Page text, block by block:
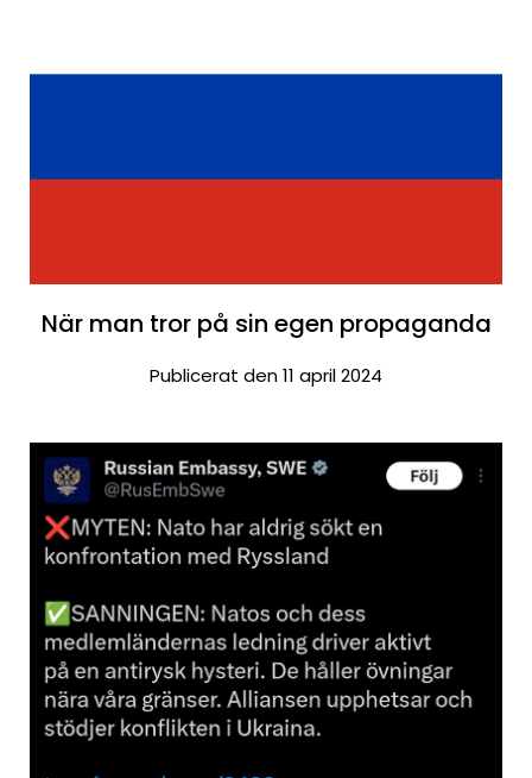
När man tror på sin egen propaganda
Publicerat den 11 april 2024